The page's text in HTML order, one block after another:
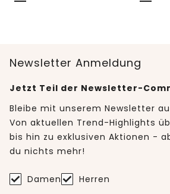
Newsletter Anmeldung
Jetzt Teil der Newsletter-
Bleibe mit unserem Newsletter
Von aktuellen Trend-Highlights
bis hin zu exklusiven Aktionen -
du nichts mehr!
Damen Herren